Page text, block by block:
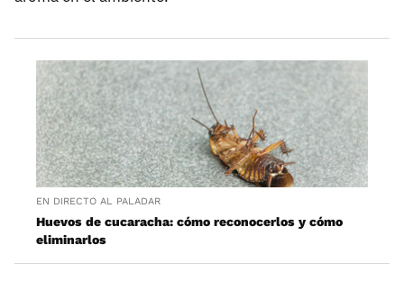
EN DIRECTO AL PALADAR
Huevos de cucaracha: cómo reconocerlos y cómo
eliminarlos